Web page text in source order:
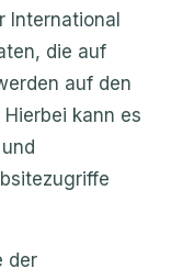
International
die auf
auf den
kann es
der